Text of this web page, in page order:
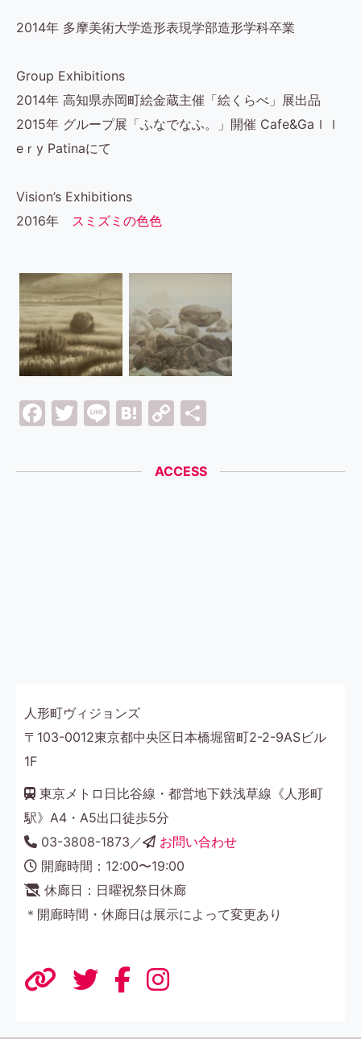
2014年 多摩美術大学造形表現学部造形学科卒業
Group Exhibitions
2014年 高知県赤岡町絵金蔵主催「絵くらべ」展出品
2015年 グループ展「ふなでなふ。」開催 Cafe&Gaｌｌ
eｒy Patinaにて
Vision’s Exhibitions
2016年 スミズミの色色
Facebook
Twitter
LineHatena
Copy
ACCESS
人形町ヴィジョンズ
〒103-0012東京都中央区日本橋堀留町2-2-9ASビル
1F
東京メトロ日比谷線・都営地下鉄浅草線《人形町
駅》A4・A5出口徒歩5分
03-3808-1873／
お問い合わせ
開廊時間：12:00〜19:00
休廊日：日曜祝祭日休廊
＊開廊時間・休廊日は展示によって変更あり